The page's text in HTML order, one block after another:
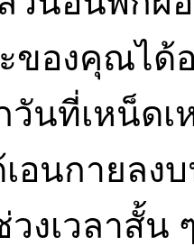
ของคุณได้
วันที่เหน็ด
อนกายลง
งเวลาสั้น